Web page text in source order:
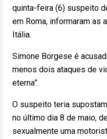
quinta-feira (6) suspeito
em Roma, informaram as
Itália.
Simone Borgese é
menos dois ataques de
eterna”.
O suspeito teria
no último dia 8 de maio,
sexualmente uma